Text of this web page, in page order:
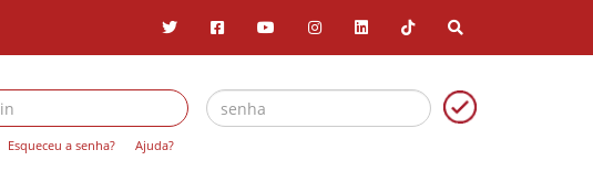
Esqueceu a senha? Ajuda?